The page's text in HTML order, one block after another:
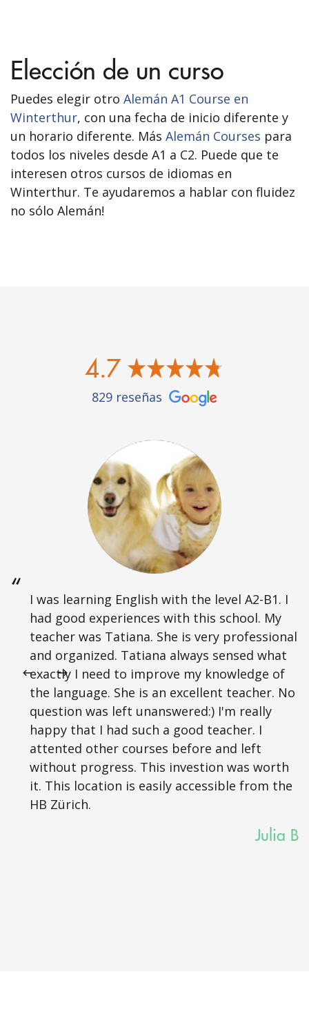
Elección de un curso
Puedes elegir otro Alemán A1 Course en
Winterthur, con una fecha de inicio diferente y
un horario diferente. Más Alemán Courses para
todos los niveles desde A1 a C2. Puede que te
interesen otros cursos de idiomas en
Winterthur. Te ayudaremos a hablar con fluidez
no sólo Alemán!
4.7
829 reseñas
I was learning English with the level A2-B1. I
had good experiences with this school. My
teacher was Tatiana. She is very professional
and organized. Tatiana always sensed what
exactly I need to improve my knowledge of
the language. She is an excellent teacher. No
question was left unanswered:) I'm really
happy that I had such a good teacher. I
attented other courses before and left
without progress. This investion was worth
it. This location is easily accessible from the
HB Zürich.
Julia B